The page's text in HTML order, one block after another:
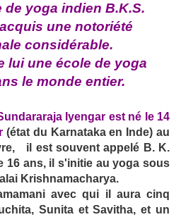
de yoga indien B.K.S.
une notoriété
considérable.
lui une école de yoga
le monde entier.
Iyengar est né le 14
(état du Karnataka en Inde) au
il est souvent appelé B. K.
16 ans, il s'initie au yoga sous
Krishnamacharya.
avec qui il aura cinq
Sunita et Savitha, et un